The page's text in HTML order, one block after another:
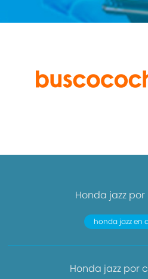
Honda jazz
honda jazz en
Honda jazz por